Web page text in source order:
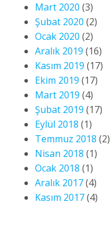
Mart 2020 (3)
Şubat 2020 (2)
Ocak 2020 (2)
Aralık 2019 (16)
Kasım 2019 (17)
Ekim 2019 (17)
Mart 2019 (4)
Şubat 2019 (17)
Eylül 2018 (1)
Temmuz 2018 (2)
Nisan 2018 (1)
Ocak 2018 (1)
Aralık 2017(4)
Kasım 2017(4)